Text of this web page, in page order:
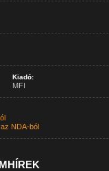
Kiadó:
MFI
NDA-ból